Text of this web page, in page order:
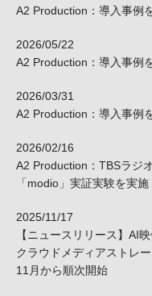
A2 Production：導入事例
2026/05/22
A2 Production：導入事例
2026/03/31
A2 Production：導入事例
2026/02/16
A2 Production：TBSラジ
「modio」実証実験を実施
2025/11/17
【ニュースリリース】AI
クラウドメディアストレ
11月から順次開始